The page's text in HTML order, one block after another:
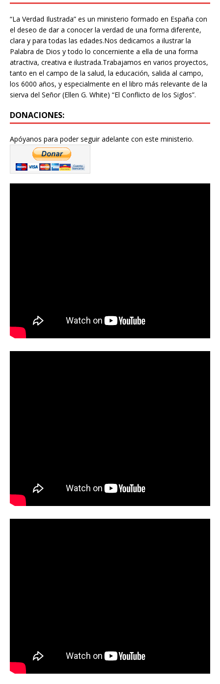
“La Verdad Ilustrada” es un ministerio formado en España con
el deseo de dar a conocer la verdad de una forma diferente,
clara y para todas las edades.Nos dedicamos a ilustrar la
Palabra de Dios y todo lo concerniente a ella de una forma
atractiva, creativa e ilustrada.Trabajamos en varios proyectos,
tanto en el campo de la salud, la educación, salida al campo,
los 6000 años, y especialmente en el libro más relevante de la
sierva del Señor (Ellen G. White) “El Conflicto de los Siglos”.
DONACIONES:
Apóyanos para poder seguir adelante con este ministerio.